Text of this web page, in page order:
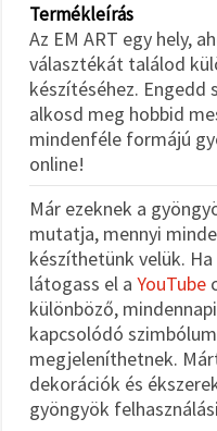
Termékleírás
Az EM ART egy hely,
választékát találod
készítéséhez. Engedd
alkosd meg hobbid
mindenféle formájú
online!
Már ezeknek a
mutatja, mennyi
készíthetünk velük.
látogass el a YouTube
különböző,
kapcsolódó
megjeleníthetnek.
dekorációk és
gyöngyök